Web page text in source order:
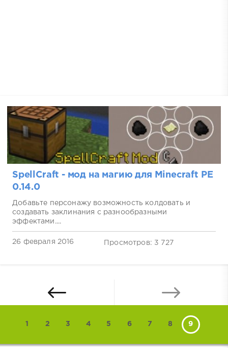
SpellCraft - мод на магию для Minecraft PE
0.14.0
Добавьте персонажу возможность колдовать и
создавать заклинания с разнообразными
эффектами....
26 февраля 2016 Просмотров: 3 727
1 2 3 4 5 6 7 8 9